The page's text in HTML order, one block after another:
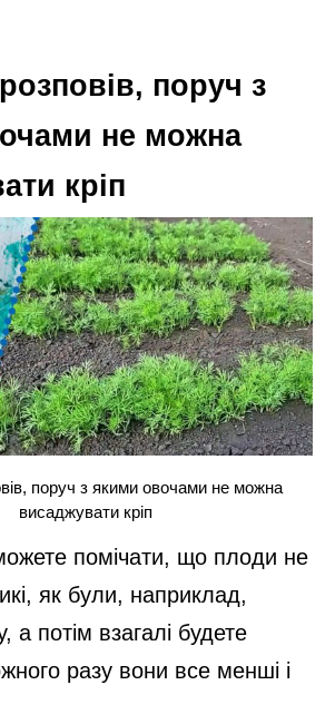
поруч з
не можна
кріп
поруч з якими овочами не можна
висаджувати кріп
помічати, що плоди не
як були, наприклад,
а потім взагалі будете
разу вони все менші і